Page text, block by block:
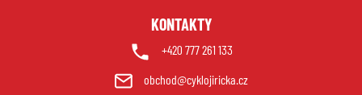
KONTAKTY
+420 777 261 133
obchod@cyklojiricka.cz